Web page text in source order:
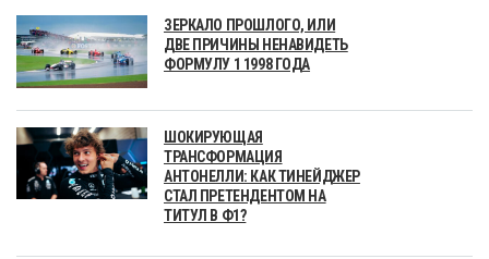
ЗЕРКАЛО ПРОШЛОГО, ИЛИ
ДВЕ ПРИЧИНЫ НЕНАВИДЕТЬ
ФОРМУЛУ 1 1998 ГОДА
ШОКИРУЮЩАЯ
ТРАНСФОРМАЦИЯ
АНТОНЕЛЛИ: КАК ТИНЕЙДЖЕР
СТАЛ ПРЕТЕНДЕНТОМ НА
ТИТУЛ В Ф1?